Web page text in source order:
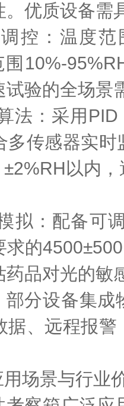
。优质设备需
：温度范
10%-
试验的全场景
：采用PID
多传感器实
以内，
：配备可调
求的
药品对光的敏
设备集成
据、远程报
场景与行业